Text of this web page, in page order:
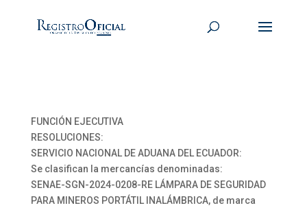
FUNCIÓN EJECUTIVA
RESOLUCIONES:
SERVICIO NACIONAL DE ADUANA DEL ECUADOR:
Se clasifican la mercancías denominadas:
SENAE-SGN-2024-0208-RE LÁMPARA DE SEGURIDAD
PARA MINEROS PORTÁTIL INALÁMBRICA, de marca